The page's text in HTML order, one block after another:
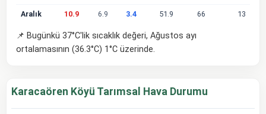
Aralık 10.9 6.9 3.4 51.9 66 13
📌 Bugünkü 37°C'lik sıcaklık değeri, Ağustos ayı
ortalamasının (36.3°C) 1°C üzerinde.
Karacaören Köyü Tarımsal Hava Durumu